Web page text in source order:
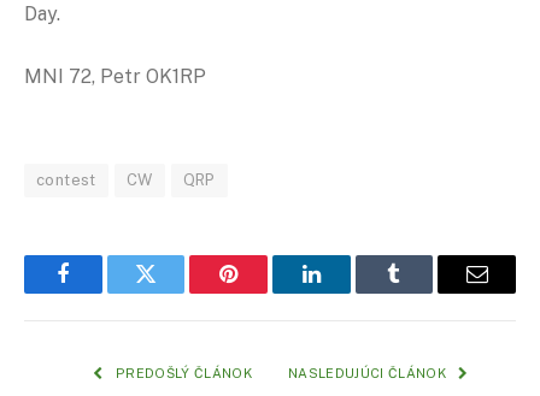
Day.
MNI 72, Petr OK1RP
contest CW QRP
FacebookTwitter Pinterest LinkedInTumblr Email
PREDOŠLÝ ČLÁNOK NASLEDUJÚCI ČLÁNOK